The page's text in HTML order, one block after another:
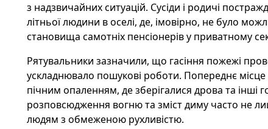
з надзвичайних ситуацій. Сусіди і родичі
літньої людини в оселі, де, імовірно, не було
становища самотніх пенсіонерів у приватному
Рятувальники зазначили, що гасіння пожежі
ускладнювало пошукові роботи. Попереднє
пічним опаленням, де зберігалися дрова та інші
розповсюдження вогню та зміст диму часто не
людям з обмеженою рухливістю.